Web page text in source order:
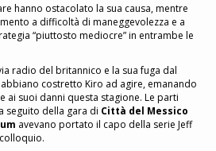
hanno ostacolato la sua causa, mentre
a difficoltà di maneggevolezza e a
“piuttosto mediocre” in entrambe le
radio del britannico e la sua fuga dal
costretto Kiro ad agire, emanando
ai suoi danni questa stagione. Le parti
seguito della gara di Città del Messico
avevano portato il capo della serie Jeff